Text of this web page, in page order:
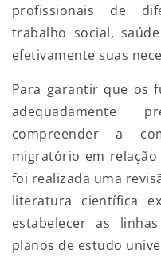
profissionais de
trabalho social,
efetivamente suas
Para garantir que os
adequadamente
compreender a
migratório em
foi realizada uma
literatura científica
estabelecer as
planos de estudo